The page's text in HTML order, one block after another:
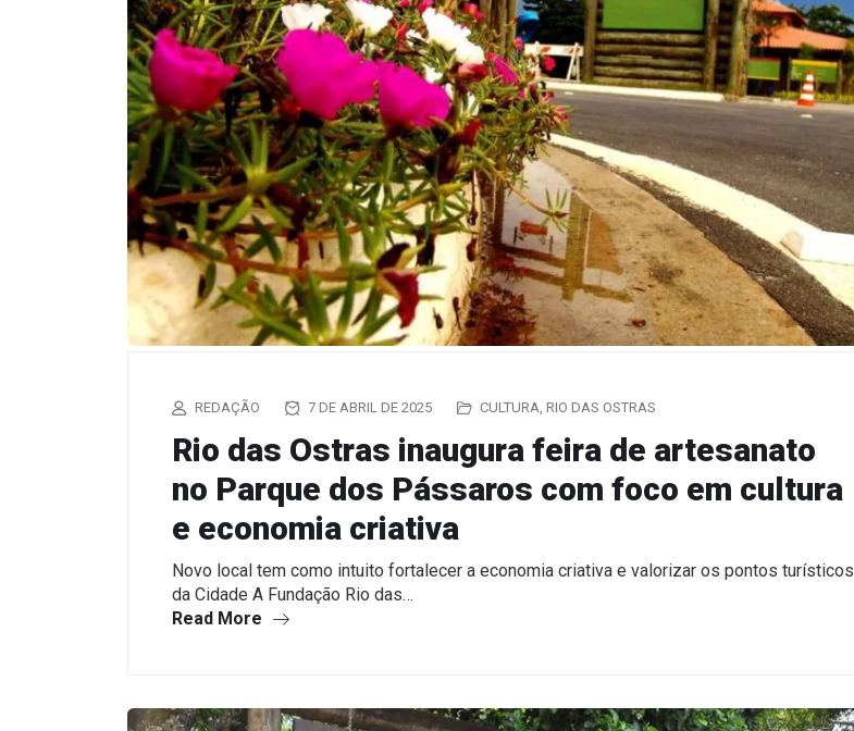
REDAÇÃO 7 DE ABRIL DE 2025 CULTURA RIO DAS OSTRAS
Rio das Ostras inaugura feira de artesanato
no Parque dos Pássaros com foco em cultura
e economia criativa
Novo local tem como intuito fortalecer a economia criativa e valorizar os pontos turísticos
da Cidade A Fundação Rio das…
Read More